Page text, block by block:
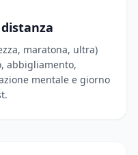
maratona, ultra)
abbigliamento,
mentale e giorno